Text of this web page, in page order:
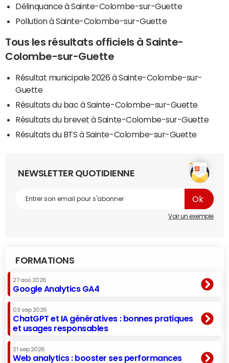
Délinquance à Sainte-Colombe-sur-Guette
Pollution à Sainte-Colombe-sur-Guette
Tous les résultats officiels à Sainte-
Colombe-sur-Guette
Résultat municipale 2026 à Sainte-Colombe-sur-
Guette
Résultats du bac à Sainte-Colombe-sur-Guette
Résultats du brevet à Sainte-Colombe-sur-Guette
Résultats du BTS à Sainte-Colombe-sur-Guette
NEWSLETTER QUOTIDIENNE
Voir un exemple
FORMATIONS
27 aoû 2026
Google Analytics GA4
03 sep 2026
ChatGPT et IA génératives : bonnes pratiques
et usages responsables
21 sep 2026
Web analytics : booster ses performances